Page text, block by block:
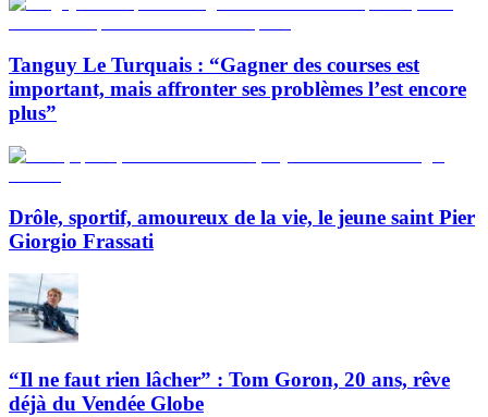
Tanguy Le Turquais : “Gagner des courses est
important, mais affronter ses problèmes l’est encore
plus”
Drôle, sportif, amoureux de la vie, le jeune saint Pier
Giorgio Frassati
“Il ne faut rien lâcher” : Tom Goron, 20 ans, rêve
déjà du Vendée Globe